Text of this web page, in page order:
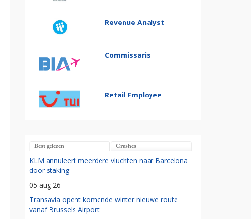
Revenue Analyst
Commissaris
Retail Employee
Best gelezen Crashes
KLM annuleert meerdere vluchten naar Barcelona
door staking
05 aug 26
Transavia opent komende winter nieuwe route
vanaf Brussels Airport